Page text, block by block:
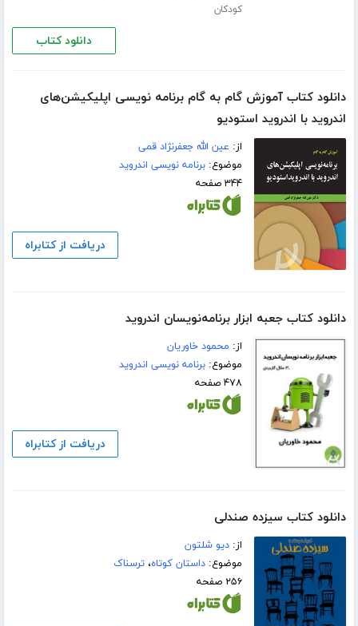
کودکان
دانلود کتاب
دانلود کتاب آموزش گام به گام برنامه نویسی اپلیکیشن‌های
اندروید با اندروید استودیو
از: عین الله جعفرنژاد قمی
موضوع:برنامه نویسی اندروید
۳۴۴ صفحه
دریافت از کتابراه
دانلود کتاب جعبه ابزار برنامه‌نویسان اندروید
از: محمود خاوریان
موضوع:برنامه نویسی اندروید
۴۷۸ صفحه
دریافت از کتابراه
دانلود کتاب سیزده صندلی
از:دیو شلتون
موضوع:داستان کوتاه،ترسناک
۲۵۶ صفحه